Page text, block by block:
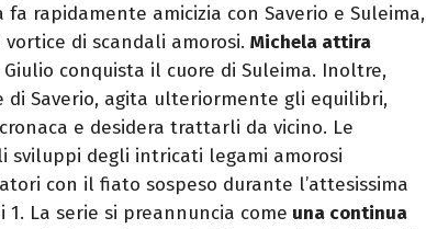
rapidamente amicizia con Saverio e Suleima,
di scandali amorosi. Michela attira
conquista il cuore di Suleima. Inoltre,
di Saverio, agita ulteriormente gli equilibri,
e desidera trattarli da vicino. Le
sviluppi degli intricati legami amorosi
con il fiato sospeso durante l’attesissima
1. La serie si preannuncia come una continua